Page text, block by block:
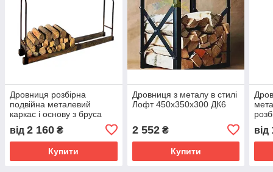
Дровниця розбірна
подвійна металевий
каркас і основу з бруса
від 2 160 ₴
Купити
Дровниця з металу в стилі
Лофт 450х350х300 ДК6
2 552₴
Купити
від